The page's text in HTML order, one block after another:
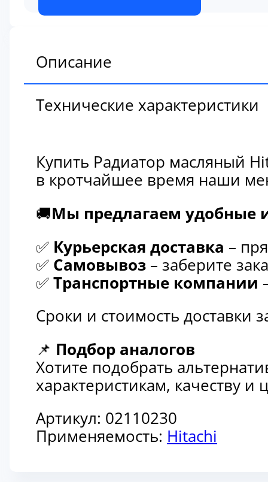
Описание
Технические характеристики
Купить Радиатор масляный
в кротчайшее время наши
🚚Мы предлагаем удобные
✅ Курьерская доставка –
✅ Самовывоз – заберите
✅ Транспортные компании
Сроки и стоимость доставки
📌 Подбор аналогов
Хотите подобрать
характеристикам, качеству
Артикул: 02110230
Применяемость: Hitachi